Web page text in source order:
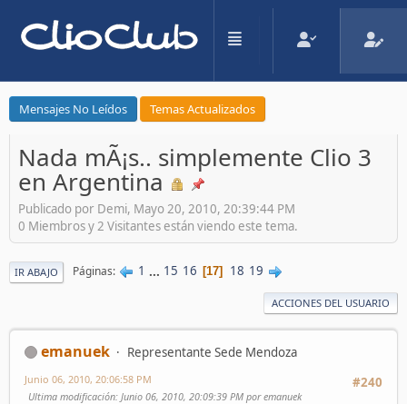
Mensajes No Leídos Temas Actualizados
Nada mÃ¡s.. simplemente Clio 3
en Argentina
Publicado por Demi, Mayo 20, 2010, 20:39:44 PM
0 Miembros y 2 Visitantes están viendo este tema.
IR ABAJO Páginas 1 ... 15 16 17 18 19
ACCIONES DEL USUARIO
emanuek
Representante Sede Mendoza
#240
Junio 06, 2010, 20:06:58 PM
Ultima modificación: Junio 06, 2010, 20:09:39 PM por emanuek